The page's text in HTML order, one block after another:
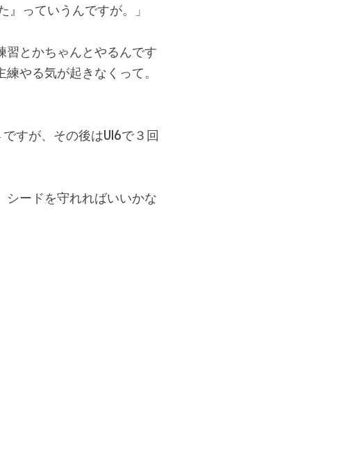
っていうんですが。」
習とかちゃんとやるんです
やる気が起きなくって。
すが、その後はU16で３回
シードを守れればいいかな